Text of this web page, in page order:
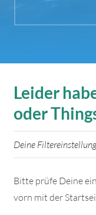
Leider
oder
Deine
Bitte prüfe Deine
vorn mit der